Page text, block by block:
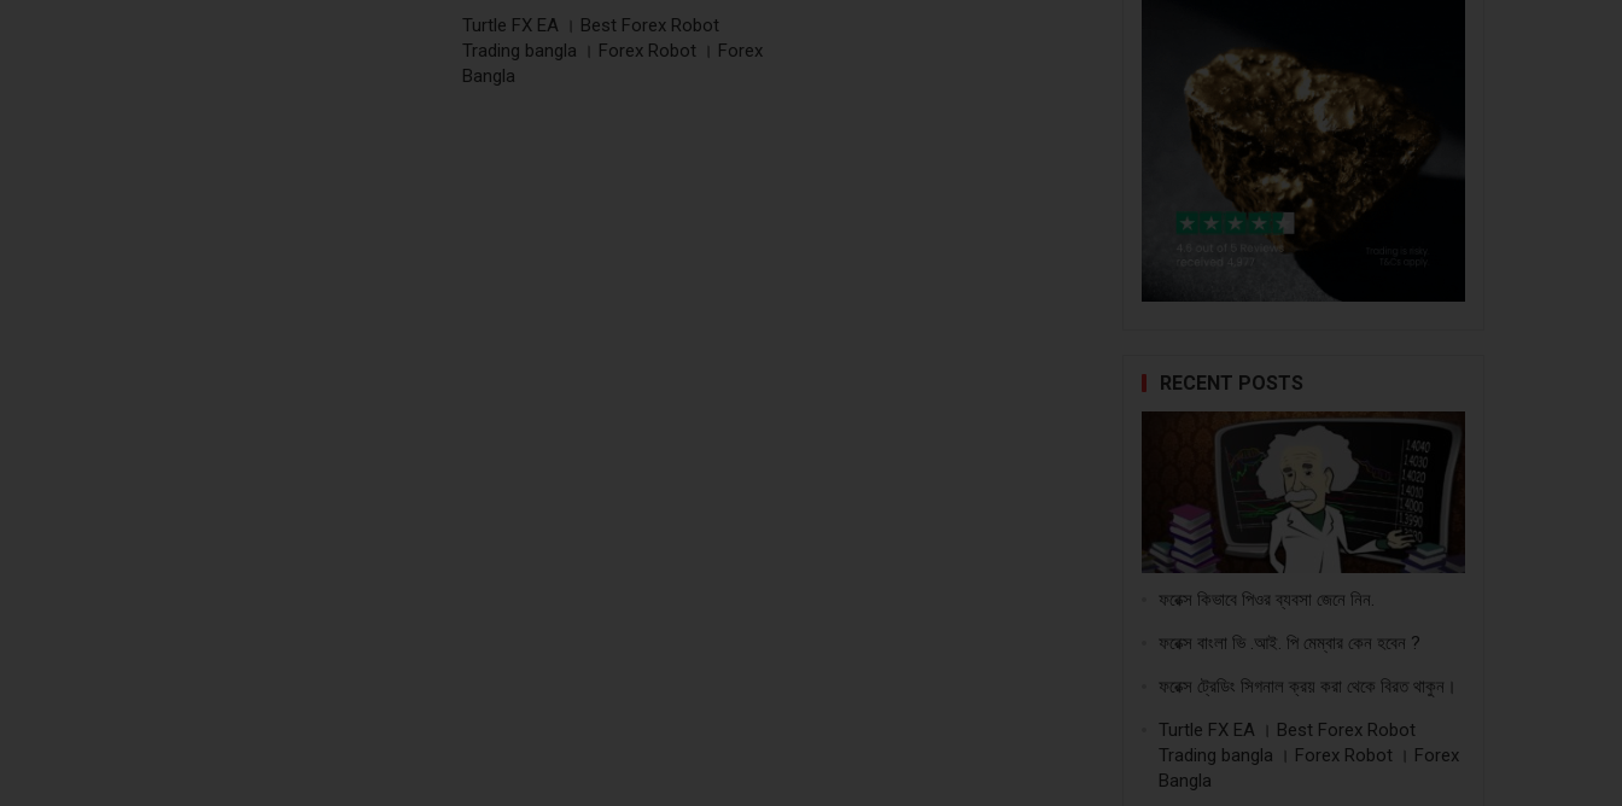
Turtle FX EA । Best Forex Robot
Trading bangla । Forex Robot । Forex
Bangla
RECENT POSTS
ফরেক্স কিভাবে পিওর ব্যবসা জেনে নিন.
ফরেক্স বাংলা ভি .আই. পি মেম্বার কেন হবেন ?
ফরেক্স ট্রেডিং সিগনাল ক্রয় করা থেকে বিরত থাকুন।
Turtle FX EA । Best Forex Robot
Trading bangla । Forex Robot । Forex
Bangla